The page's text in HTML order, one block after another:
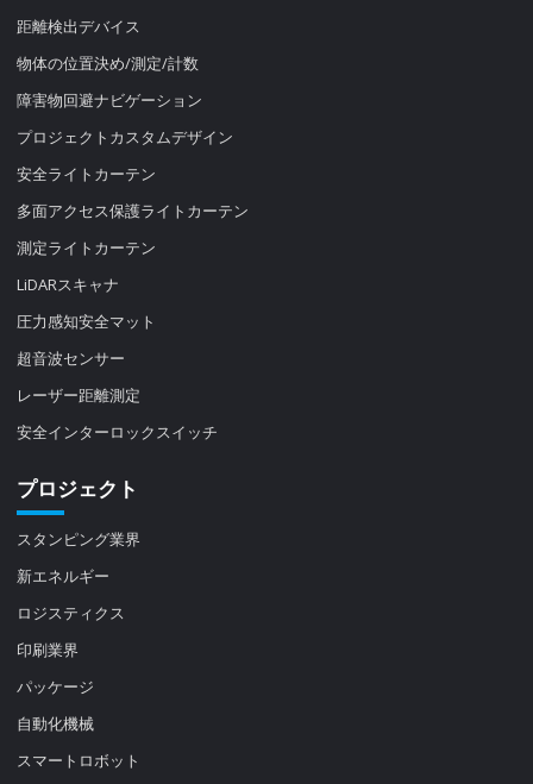
距離検出デバイス
物体の位置決め/測定/計数
障害物回避ナビゲーション
プロジェクトカスタムデザイン
安全ライトカーテン
多面アクセス保護ライトカーテン
測定ライトカーテン
LiDARスキャナ
圧力感知安全マット
超音波センサー
レーザー距離測定
安全インターロックスイッチ
プロジェクト
スタンピング業界
新エネルギー
ロジスティクス
印刷業界
パッケージ
自動化機械
スマートロボット